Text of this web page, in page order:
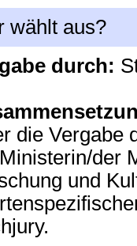
wählt aus?
durch:
die Vergabe
der
und